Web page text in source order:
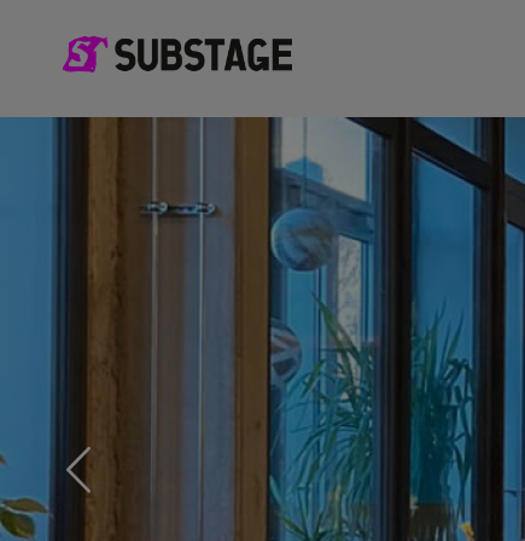
Previous